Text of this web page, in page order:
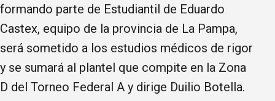
formando parte de Estudiantil de Eduardo
Castex, equipo de la provincia de La Pampa,
será sometido a los estudios médicos de rigor
y se sumará al plantel que compite en la Zona
D del Torneo Federal A y dirige Duilio Botella.